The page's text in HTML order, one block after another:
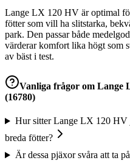
Lange LX 120 HV är optimal
fötter som vill ha slitstarka,
park. Den passar både
värderar komfort lika högt som
av bäst i test.
Vanliga frågor om Lange
(16780)
Hur sitter Lange LX 120 HV
breda fötter?
Är dessa pjäxor svåra att ta